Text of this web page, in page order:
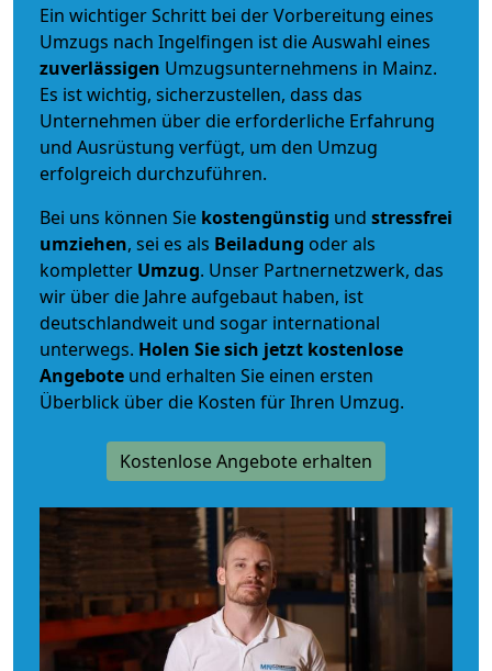
Ein wichtiger Schritt bei der Vorbereitung eines
Umzugs nach Ingelfingen ist die Auswahl eines
zuverlässigen Umzugsunternehmens in Mainz.
Es ist wichtig, sicherzustellen, dass das
Unternehmen über die erforderliche Erfahrung
und Ausrüstung verfügt, um den Umzug
erfolgreich durchzuführen.
Bei uns können Sie kostengünstig und stressfrei
umziehen, sei es als Beiladung oder als
kompletter Umzug. Unser Partnernetzwerk, das
wir über die Jahre aufgebaut haben, ist
deutschlandweit und sogar international
unterwegs. Holen Sie sich jetzt kostenlose
Angebote und erhalten Sie einen ersten
Überblick über die Kosten für Ihren Umzug.
Kostenlose Angebote erhalten